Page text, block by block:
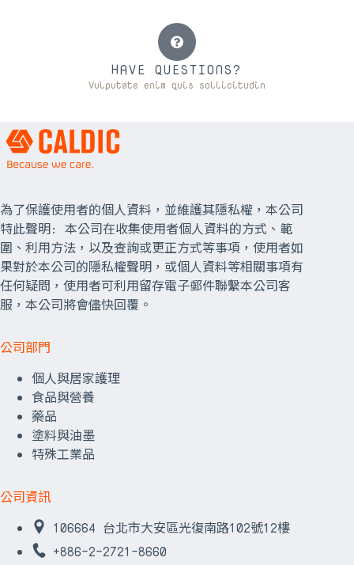
HAVE QUESTIONS?
Vulputate enim quis sollicitudin
為了保護使用者的個人資料，並維護其隱私權，本公司
特此聲明: 本公司在收集使用者個人資料的方式、範
圍、利用方法，以及查詢或更正方式等事項，使用者如
果對於本公司的隱私權聲明，或個人資料等相關事項有
任何疑問，使用者可利用留存電子郵件聯繫本公司客
服，本公司將會儘快回覆。
公司部門
個人與居家護理
食品與營養
藥品
塗料與油墨
特殊工業品
公司資訊
106664 台北市大安區光復南路102號12樓
+886-2-2721-8660